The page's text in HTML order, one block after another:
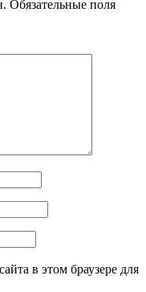
Обязательные поля
в этом браузере для